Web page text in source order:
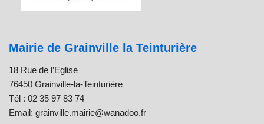
Mairie de Grainville la Teinturière
18 Rue de l’Eglise
76450 Grainville-la-Teinturière
Tél : 02 35 97 83 74
Email: grainville.mairie@wanadoo.fr